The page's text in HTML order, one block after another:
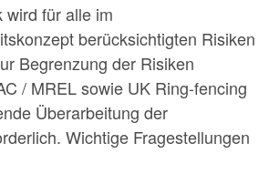
wird für alle im
berücksichtigten Risiken
Begrenzung der Risiken
/ MREL sowie UK Ring-fencing
Überarbeitung der
Wichtige Fragestellungen